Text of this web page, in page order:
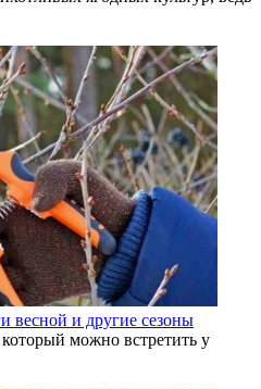
весной и другие сезоны
можно встретить у